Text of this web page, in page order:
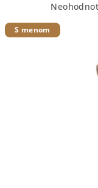
produktu
S menom